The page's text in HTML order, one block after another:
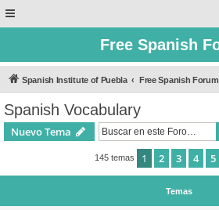
Free Spanish
Spanish Institute of Puebla Free Spanish Forum
Spanish Vocabulary
Nuevo Tema
145 temas 1 2 3 4 5
Temas